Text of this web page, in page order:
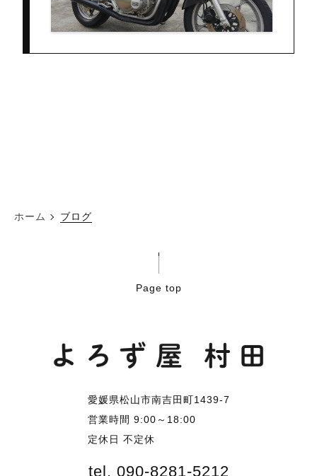
ホーム ブログ
Page top
愛媛県松山市南吉田町1439-7
営業時間 9:00～18:00
定休日 不定休
tel. 090-8281-5212